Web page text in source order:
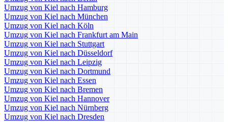
Umzug von Kiel nach Hamburg
Umzug von Kiel nach München
Umzug von Kiel nach Köln
Umzug von Kiel nach Frankfurt am Main
Umzug von Kiel nach Stuttgart
Umzug von Kiel nach Düsseldorf
Umzug von Kiel nach Leipzig
Umzug von Kiel nach Dortmund
Umzug von Kiel nach Essen
Umzug von Kiel nach Bremen
Umzug von Kiel nach Hannover
Umzug von Kiel nach Nürnberg
Umzug von Kiel nach Dresden